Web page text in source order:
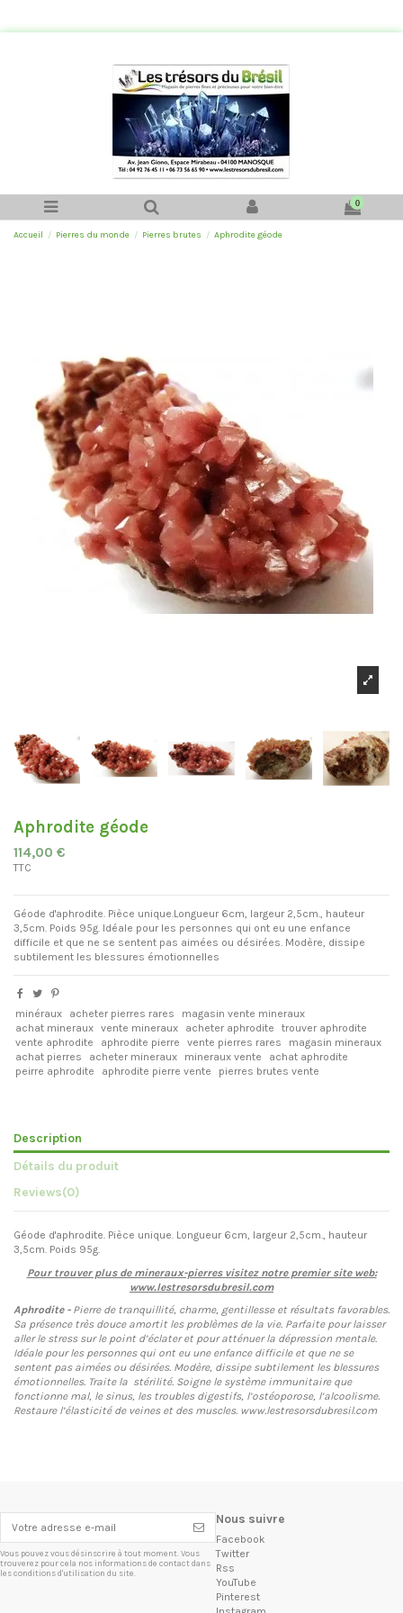
0
Accueil Pierres du monde Pierres brutes Aphrodite géode
Aphrodite géode
114,00 €
TTC
Géode d'aphrodite. Pièce unique.Longueur 6cm, largeur 2,5cm., hauteur
3,5cm. Poids 95g. Idéale pour les personnes qui ont eu une enfance
difficile et que ne se sentent pas aimées ou désirées. Modère, dissipe
subtilement les blessures émotionnelles
minéraux acheter pierres rares
magasin vente mineraux
achat mineraux vente mineraux acheter aphrodite
trouver aphrodite
vente aphrodite
aphrodite pierre vente pierres rares
magasin mineraux
achat pierres
acheter mineraux mineraux vente
achat aphrodite
peirre aphrodite
aphrodite pierre vente pierres brutes vente
Description
Détails du produit
Reviews(0)
Géode d'aphrodite. Pièce unique. Longueur 6cm, largeur 2,5cm., hauteur
3,5cm. Poids 95g.
Pour trouver plus de mineraux-pierres visitez notre premier site web:
www.lestresorsdubresil.com
Aphrodite - Pierre de tranquillité, charme, gentillesse et résultats favorables.
Sa présence très douce amortit les problèmes de la vie. Parfaite pour laisser
aller le stress sur le point d’éclater et pour atténuer la dépression mentale.
Idéale pour les personnes qui ont eu une enfance difficile et que ne se
sentent pas aimées ou désirées. Modère, dissipe subtilement les blessures
émotionnelles. Traite la stérilité. Soigne le système immunitaire que
fonctionne mal, le sinus, les troubles digestifs, l’ostéoporose, l’alcoolisme.
Restaure l’élasticité de veines et des muscles. www.lestresorsdubresil.com
Vous pouvez vous désinscrire à tout moment. Vous
trouverez pour cela nos informations de contact dans
les conditions d'utilisation du site.
Nous suivre
Facebook
Twitter
Rss
YouTube
Pinterest